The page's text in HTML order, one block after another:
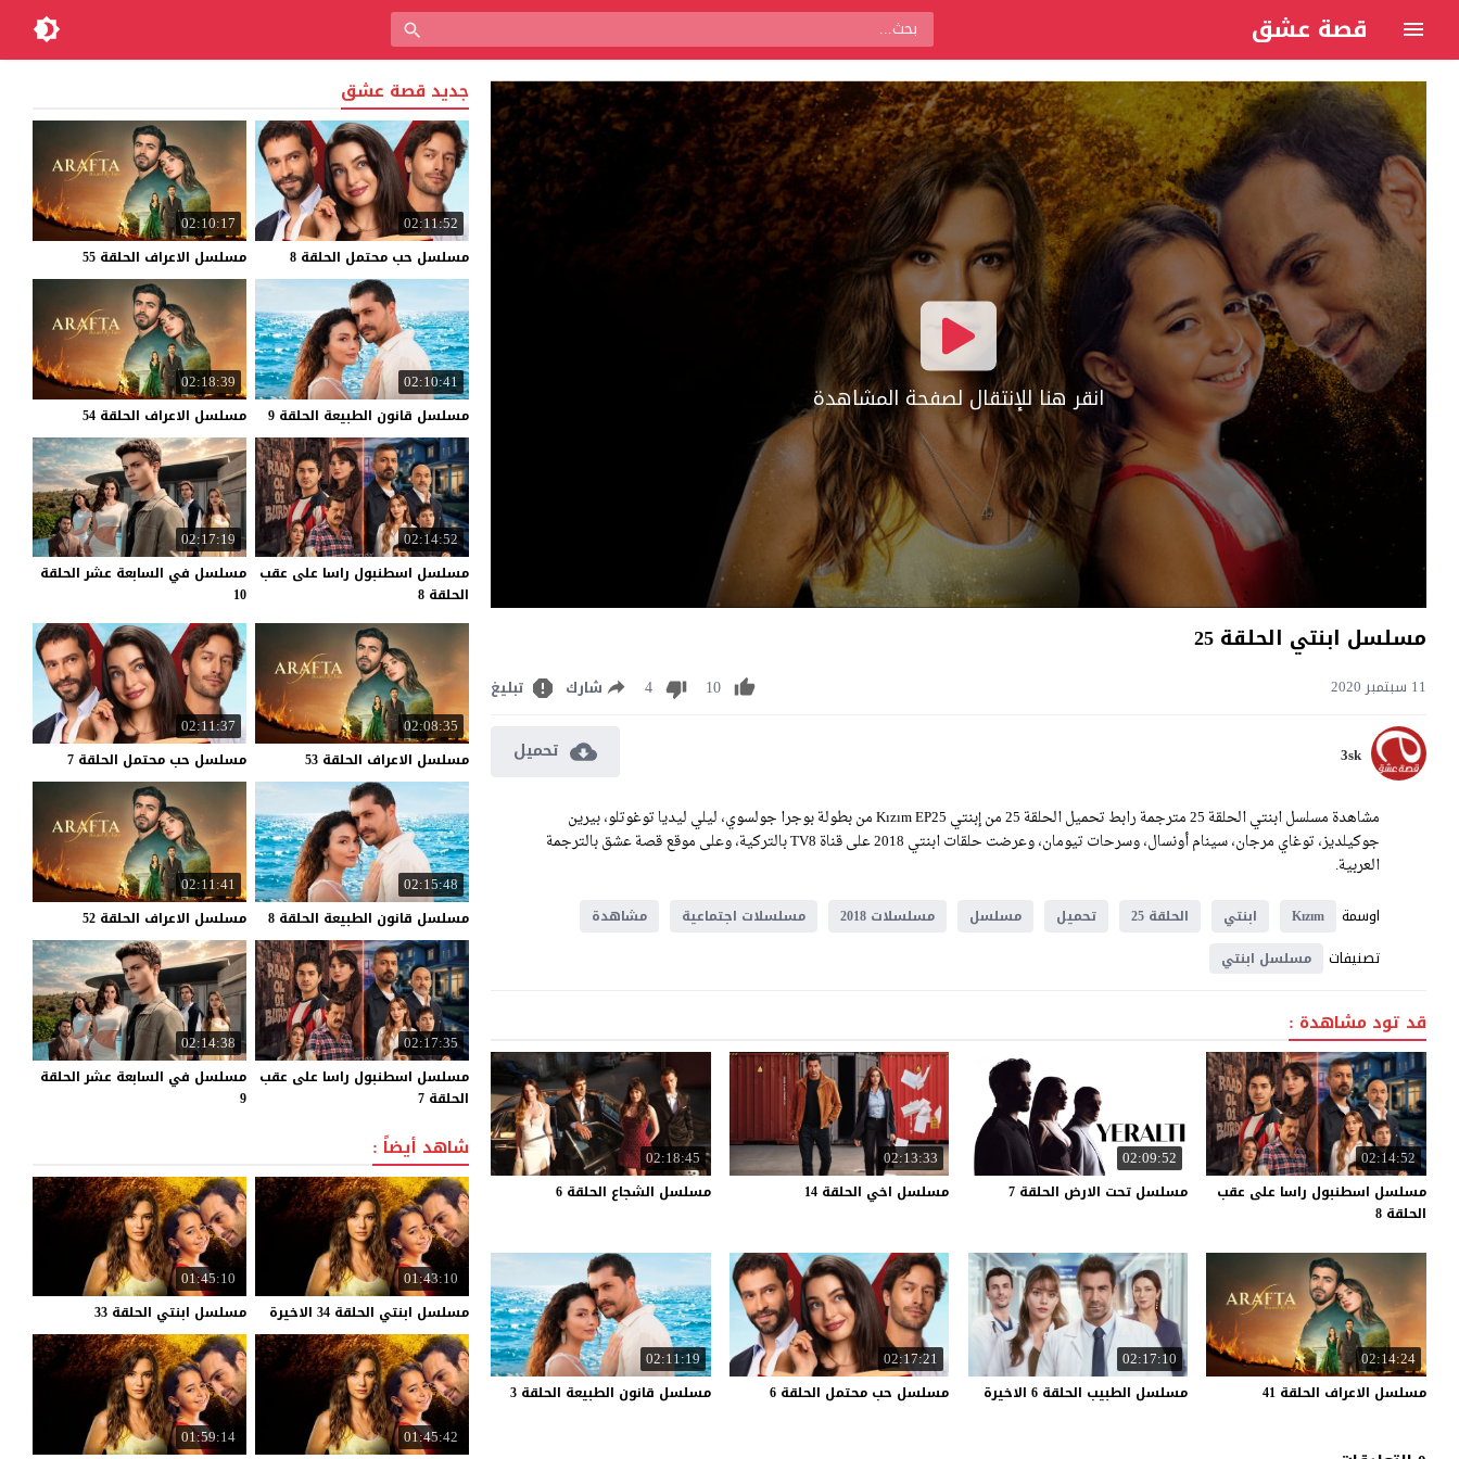
قصة عشق
انقر هنا للإنتقال لصفحة المشاهدة
مسلسل ابنتي الحلقة 25
11 سبتمبر 2020 10
4 شارك تبليغ
3sk تحميل
مشاهدة مسلسل ابنتي الحلقة 25 مترجمة رابط تحميل الحلقة 25 من إبنتي Kızım EP25 من بطولة بوجرا جولسوي، ليلي ليديا توغوتلو، بيرين
جوكيلديز، توغاي مرجان، سينام أونسال، وسرحات تيومان، وعرضت حلقات ابنتي 2018 على قناة TV8 بالتركية، وعلى موقع قصة عشق بالترجمة
العربية.
اوسمة
Kızım ابنتي الحلقة 25 تحميل مسلسل مسلسلات 2018 مسلسلات اجتماعية مشاهدة
تصنيفات مسلسل ابنتي
قد تود مشاهدة :
02:14:52
مسلسل اسطنبول راسا على عقب
الحلقة 8
02:09:52
مسلسل تحت الارض الحلقة 7
02:13:33
مسلسل اخي الحلقة 14
02:18:45
مسلسل الشجاع الحلقة 6
02:14:24
مسلسل الاعراف الحلقة 41
02:17:10
مسلسل الطبيب الحلقة 6 الاخيرة
02:17:21
مسلسل حب محتمل الحلقة 6
02:11:19
مسلسل قانون الطبيعة الحلقة 3
جديد قصة عشق
02:11:52
مسلسل حب محتمل الحلقة 8
02:10:17
مسلسل الاعراف الحلقة 55
02:10:41
مسلسل قانون الطبيعة الحلقة 9
02:18:39
مسلسل الاعراف الحلقة 54
02:14:52
مسلسل اسطنبول راسا على عقب
الحلقة 8
02:17:19
مسلسل في السابعة عشر الحلقة
10
02:08:35
مسلسل الاعراف الحلقة 53
02:11:37
مسلسل حب محتمل الحلقة 7
02:15:48
مسلسل قانون الطبيعة الحلقة 8
02:11:41
مسلسل الاعراف الحلقة 52
02:17:35
مسلسل اسطنبول راسا على عقب
الحلقة 7
02:14:38
مسلسل في السابعة عشر الحلقة
9
شاهد أيضاً :
01:43:10
مسلسل ابنتي الحلقة 34 الاخيرة
01:45:10
مسلسل ابنتي الحلقة 33
01:45:42
01:59:14